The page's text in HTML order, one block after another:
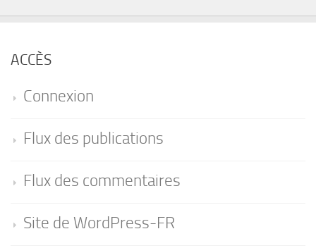
ACCÈS
Connexion
Flux des publications
Flux des commentaires
Site de WordPress-FR